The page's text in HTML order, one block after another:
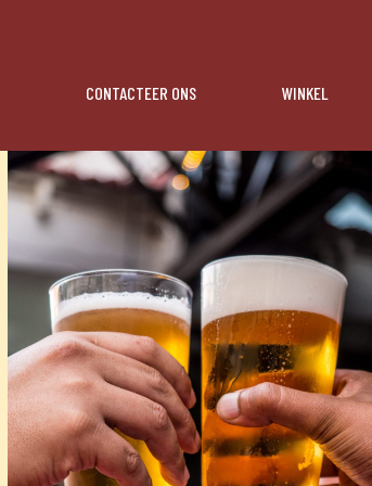
CONTACTEER ONS WINKEL